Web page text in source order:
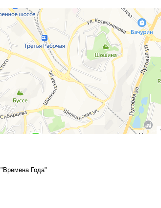
Года"